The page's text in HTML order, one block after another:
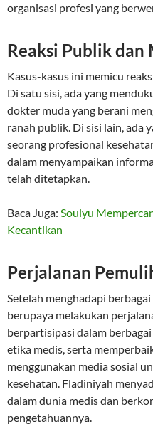
organisasi profesi yang
Reaksi Publik dan
Kasus-kasus ini memicu
Di satu sisi, ada yang
dokter muda yang berani
ranah publik. Di sisi lain, ada
seorang profesional
dalam menyampaikan
telah ditetapkan.
Baca Juga: Soulyu
Kecantikan
Perjalanan
Setelah menghadapi
berupaya melakukan
berpartisipasi dalam
etika medis, serta
menggunakan media sosial
kesehatan. Fladiniyah
dalam dunia medis dan
pengetahuannya.